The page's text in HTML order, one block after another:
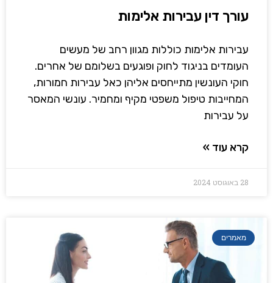
עורך דין עבירות אלימות
עבירות אלימות כוללות מגוון רחב של מעשים
העומדים בניגוד לחוק ופוגעים בשלומם של אחרים.
חוקי העונשין מתייחסים אליהן כאל עבירות חמורות,
המחייבות טיפול משפטי מקיף ומחמיר. עונשי המאסר
על עבירות
קרא עוד »
28 באוגוסט 2024
מאמרים